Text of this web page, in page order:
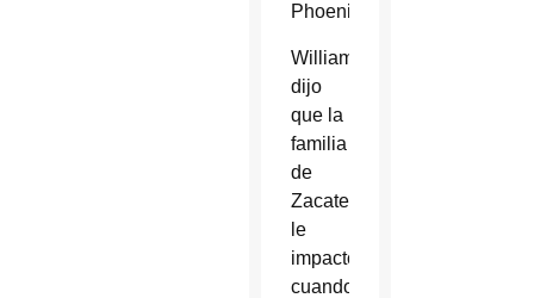
Phoenix.
Williams
dijo
que la
familia
de
Zacatecas
le
impactó
cuando